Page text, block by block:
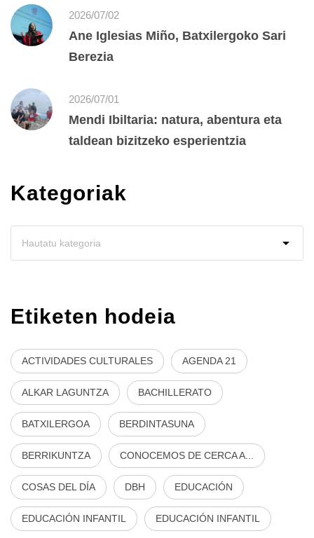
2026/07/02
Ane Iglesias Miño, Batxilergoko Sari
Berezia
2026/07/01
Mendi Ibiltaria: natura, abentura eta
taldean bizitzeko esperientzia
Kategoriak
Etiketen hodeia
ACTIVIDADES CULTURALES AGENDA 21
ALKAR LAGUNTZA BACHILLERATO
BATXILERGOA BERDINTASUNA
BERRIKUNTZA CONOCEMOS DE CERCA A...
COSAS DEL DÍA DBH EDUCACIÓN
EDUCACIÓN INFANTIL EDUCACIÓN INFANTIL